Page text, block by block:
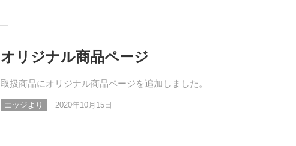
オリジナル商品ページ
取扱商品にオリジナル商品ページを追加しました。
エッジより 2020年10月15日